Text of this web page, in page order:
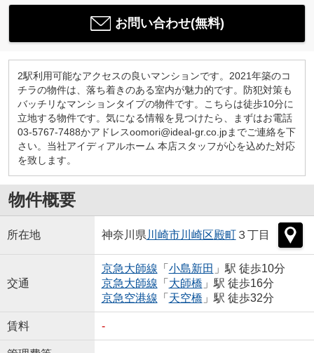
お問い合わせ(無料)
2駅利用可能なアクセスの良いマンションです。2021年築のコ
チラの物件は、落ち着きのある室内が魅力的です。防犯対策も
バッチリなマンションタイプの物件です。こちらは徒歩10分に
立地する物件です。気になる情報を見つけたら、まずはお電話
03-5767-7488かアドレスoomori@ideal-gr.co.jpまでご連絡を下
さい。当社アイディアルホーム 本店スタッフが心を込めた対応
を致します。
物件概要
所在地 神奈川県 川崎市川崎区殿町３丁目
交通
京急大師線 「 小島新田 」駅 徒歩10分
京急大師線 「 大師橋 」駅 徒歩16分
京急空港線 「 天空橋 」駅 徒歩32分
賃料 -